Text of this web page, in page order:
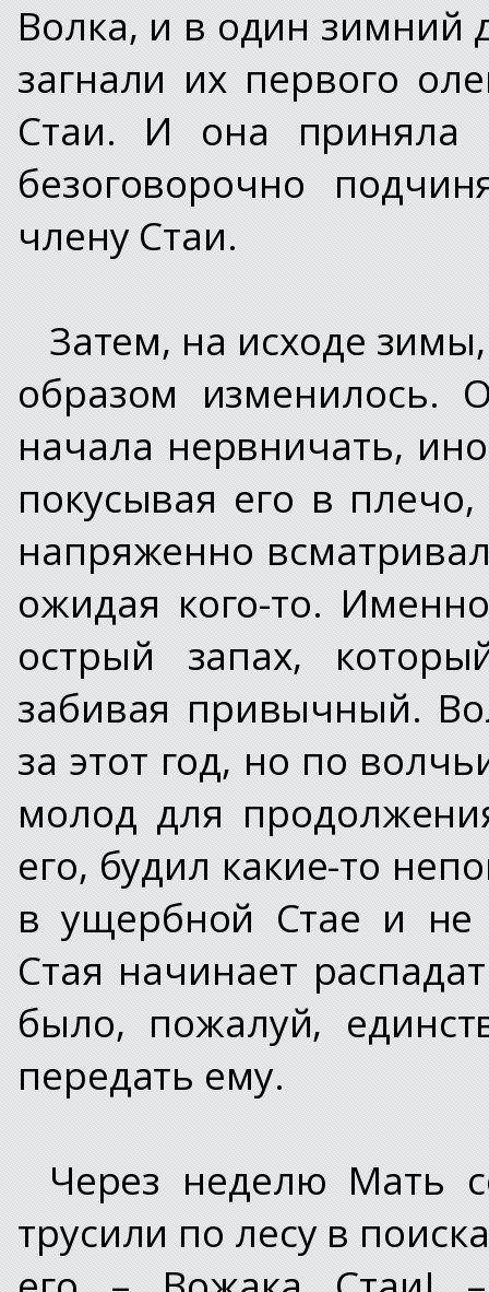
Волка, и в один зимний
загнали их первого
Стаи. И она приняла
безоговорочно
члену Стаи.
Затем, на исходе
образом изменилось.
начала нервничать,
покусывая его в
напряженно
ожидая кого-то.
острый запах,
забивая привычный.
за этот год, но по
молод для
его, будил какие-то
в ущербной Стае и не
Стая начинает
было, пожалуй,
передать ему.
Через неделю Мать
трусили по лесу в